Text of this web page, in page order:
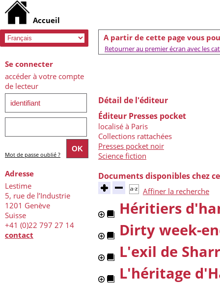
A partir de cette page vous
Retourner au premier écran avec les
Détail de l'éditeur
Éditeur Presses pocket
localisé à Paris
Collections rattachées
Presses pocket noir
Science fiction
Documents disponibles chez
Affiner la recherche
Héritiers
Dirty week-
L'exil de
L'héritage
Se connecter
accéder à votre compte
de lecteur
Mot de passe oublié ?
Adresse
Lestime
5, rue de l’Industrie
1201 Genève
Suisse
+41 (0)22 797 27 14
contact